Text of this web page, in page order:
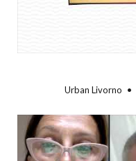
Urban Livorno